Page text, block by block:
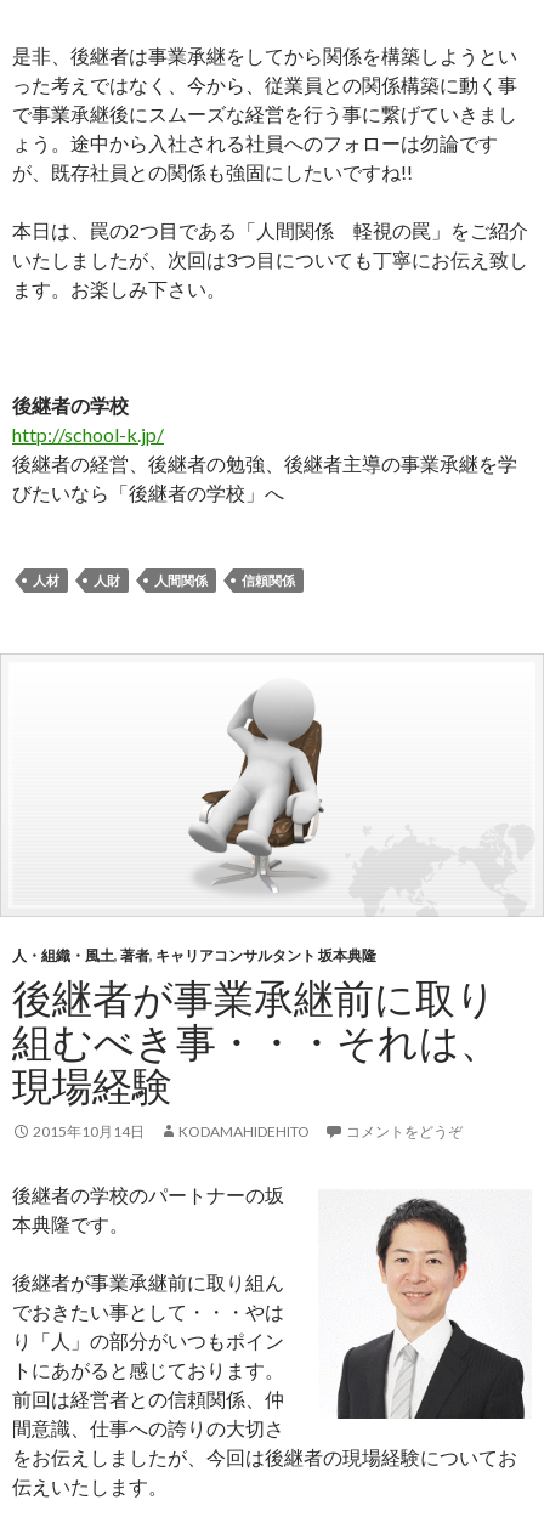
是非、後継者は事業承継をしてから関係を構築しようとい
った考えではなく、今から、従業員との関係構築に動く事
で事業承継後にスムーズな経営を行う事に繋げていきまし
ょう。途中から入社される社員へのフォローは勿論です
が、既存社員との関係も強固にしたいですね!!
本日は、罠の2つ目である「人間関係 軽視の罠」をご紹介
いたしましたが、次回は3つ目についても丁寧にお伝え致し
ます。お楽しみ下さい。
後継者の学校
http://school-k.jp/
後継者の経営、後継者の勉強、後継者主導の事業承継を学
びたいなら「後継者の学校」へ
人材 人財 人間関係 信頼関係
人・組織・風土, 著者, キャリアコンサルタント 坂本典隆
後継者が事業承継前に取り
組むべき事・・・それは、
現場経験
2015年10月14日 KODAMAHIDEHITO コメントをどうぞ
後継者の学校のパートナーの坂
本典隆です。
後継者が事業承継前に取り組ん
でおきたい事として・・・やは
り「人」の部分がいつもポイン
トにあがると感じております。
前回は経営者との信頼関係、仲
間意識、仕事への誇りの大切さ
をお伝えしましたが、今回は後継者の現場経験についてお
伝えいたします。